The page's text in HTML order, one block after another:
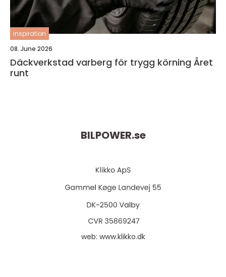
inspiration
08. June 2026
Däckverkstad varberg för trygg körning Året
runt
BILPOWER.se
web: www.klikko.dk